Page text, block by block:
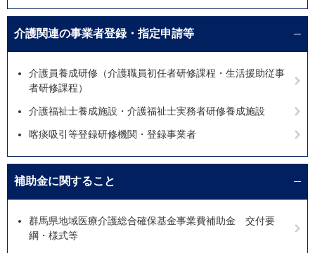
介護関連の事業者登録・指定申請等
介護員養成研修（介護職員初任者研修課程・生活援助従事
者研修課程）
介護福祉士養成施設・介護福祉士実務者研修養成施設
喀痰吸引等登録研修機関・登録事業者
補助金に関すること
群馬県地域医療介護総合確保基金事業費補助金 交付要
綱・様式等